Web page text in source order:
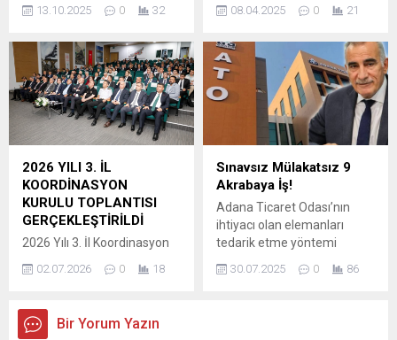
Federasyonu’nun bu yıl ilk
Cumhurbaşkanlığı Kupası
Tenis Turnuvası’ndan 3
kupayla Adana’ya döndüler.
6-12 Ekim 2025 tarihlerinde
TTF Ankara Tenis Eğitim
Merkezi’nde düzenlenen
Cumhurbaşkanlığı
Kupası’nda 396 sporcu 28
farklı kategoride mücadele
ettiler. Cumhurbaşkanlığı
himayelerinde yaş
gruplarında ilk kez
düzenlenen...
13.10.2025 0 32
Kılıçdaroğlu hakkında “suçu
açılan davada şikayetten
vazgeçtiklerini bildirdi. Yıldız,
yaptığı yazılı açıklamada, 5
Şubat 2020’de MHP Genel
Başkan Yardımcılarının
şikayet dilekçesi üzerine,
Kılıçdaroğlu hakkında “suçu
ve suçluyu övme” suçundan
dava açıldığını hatırlattı.
Ankara...
08.04.2025 0 21
2026 YILI 3. İL
KOORDİNASYON
KURULU TOPLANTISI
GERÇEKLEŞTİRİLDİ
2026 Yılı 3. İl Koordinasyon
Mustafa Yavuz
gerçekleştirildi. Çukurova
Kalkınma Ajansında
02.07.2026 0 18
Sınavsız Mülakatsız 9
Akrabaya İş!
Adana Ticaret Odası’nın
ihtiyacı olan elemanları
tedarik etme yöntemi
beraberinde getirdi.
30.07.2025 0 86
Bir Yorum Yazın